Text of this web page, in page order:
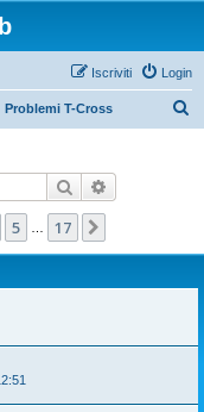
Login
Iscriviti
Problemi T-Cross
Cerca
5 17